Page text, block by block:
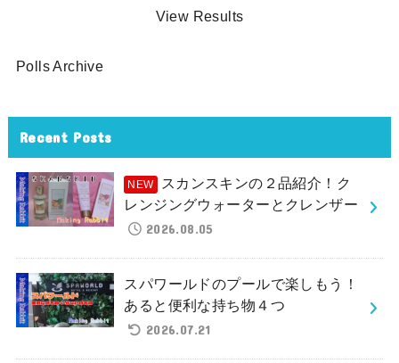
View Results
Polls Archive
Recent Posts
スカンスキンの２品紹介！ク
レンジングウォーターとクレンザー
2026.08.05
スパワールドのプールで楽しもう！
あると便利な持ち物４つ
2026.07.21